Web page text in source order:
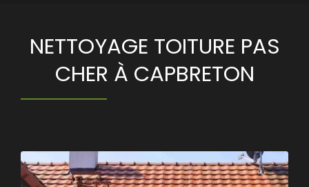
NETTOYAGE TOITURE PAS
CHER À CAPBRETON